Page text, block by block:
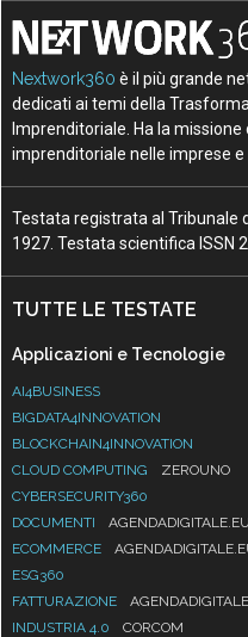
Nextwork360 è il più grande
dedicati ai temi della
Imprenditoriale. Ha la
imprenditoriale nelle imprese
Testata registrata al Tribunale
1927. Testata scientifica ISSN
TUTTE LE TESTATE
Applicazioni e Tecnologie
AI4BUSINESS
BIGDATA4INNOVATION
BLOCKCHAIN4INNOVATION
CLOUD COMPUTING
ZEROUNO
CYBERSECURITY360
DOCUMENTI
AGENDADIGITALE.EU
ECOMMERCE
ESG360
FATTURAZIONE
INDUSTRIA 4.0
CORCOM